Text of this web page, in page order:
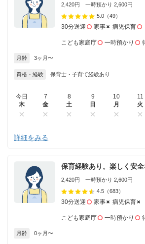
2,420円 一時預かり 2,600円
5.0 （49）
30分送迎 家事 病児保育
こども家庭庁 一時預かり
月齢 3ヶ月〜
資格・経験 保育士・子育て経験あり
今日
木
7
金
8
土
9
日
10
月
11
火
詳細をみる
保育経験あり。楽しく安全
2,420円 一時預かり 2,600円
4.5 （683）
30分送迎 家事 病児保育
こども家庭庁 一時預かり
月齢 0ヶ月〜